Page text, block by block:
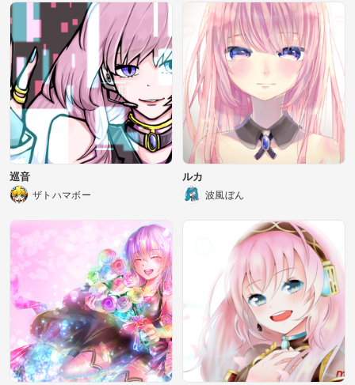
巡音
ザトハマボー
ルカ
波風ぼん